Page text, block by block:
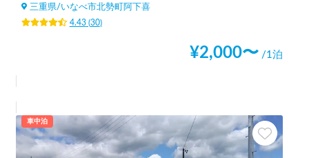
三重県/いなべ市北勢町阿下喜
4.43(30)
¥2,000〜 /1泊
車中泊